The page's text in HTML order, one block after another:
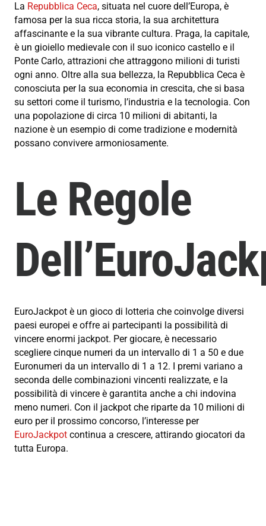
La Repubblica Ceca, situata nel cuore dell’Europa, è
famosa per la sua ricca storia, la sua architettura
affascinante e la sua vibrante cultura. Praga, la capitale,
è un gioiello medievale con il suo iconico castello e il
Ponte Carlo, attrazioni che attraggono milioni di turisti
ogni anno. Oltre alla sua bellezza, la Repubblica Ceca è
conosciuta per la sua economia in crescita, che si basa
su settori come il turismo, l’industria e la tecnologia. Con
una popolazione di circa 10 milioni di abitanti, la
nazione è un esempio di come tradizione e modernità
possano convivere armoniosamente.
Le Regole
EuroJackpot è un gioco di lotteria che coinvolge diversi
paesi europei e offre ai partecipanti la possibilità di
vincere enormi jackpot. Per giocare, è necessario
scegliere cinque numeri da un intervallo di 1 a 50 e due
Euronumeri da un intervallo di 1 a 12. I premi variano a
seconda delle combinazioni vincenti realizzate, e la
possibilità di vincere è garantita anche a chi indovina
meno numeri. Con il jackpot che riparte da 10 milioni di
euro per il prossimo concorso, l’interesse per
EuroJackpot continua a crescere, attirando giocatori da
tutta Europa.